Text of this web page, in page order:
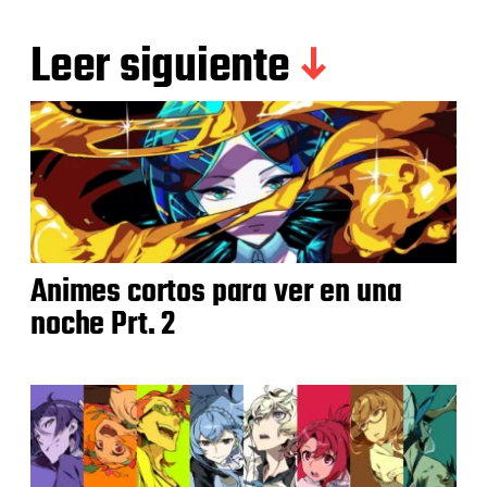
Leer siguiente
Animes cortos para ver en una
noche Prt. 2